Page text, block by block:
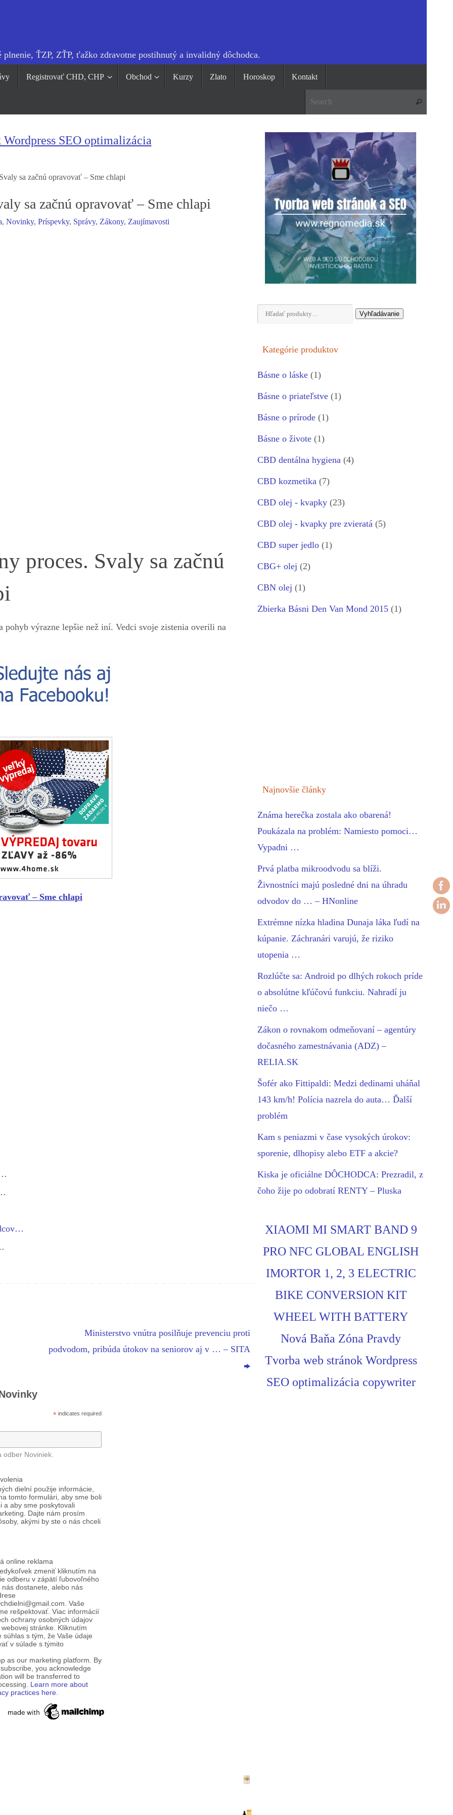
ŤZP, ZŤP, ťažko zdravotne postihnutý a invalidný dôchodca.
Registrovať CHD, CHP Obchod Kurzy Zlato Horoskop Kontakt
Search
SEO optimalizácia
sa začnú opravovať – Sme chlapi
sa začnú opravovať – Sme chlapi
,Novinky,Príspevky, Správy,Zákony,Zaujímavosti
proces. Svaly sa začnú
výrazne lepšie než iní. Vedci svoje zistenia overili na
– Sme chlapi
Ministerstvo vnútra posilňuje prevenciu proti
podvodom, pribúda útokov na seniorov aj v … – SITA
* indicates required
Noviniek.
dielní použije informácie,
tomto formulári, aby sme boli
a aby sme poskytovali
Dajte nám prosím
akými by ste o nás chceli
online reklama
zmeniť kliknutím na
odberu v zápätí ľubovoľného
dostanete, alebo nás
Vaše
rešpektovať. Viac informácií
ochrany osobných údajov
stránke. Kliknutím
súhlas s tým, že Vaše údaje
v súlade s týmito
as our marketing platform. By
you acknowledge
will be transferred to
Learn more about
practices here.
Hľadať: Vyhľadávanie
Kategórie produktov
Básne o láske (1)
Básne o priateľstve (1)
Básne o prírode (1)
Básne o živote (1)
CBD dentálna hygiena (4)
CBD kozmetika (7)
CBD olej - kvapky (23)
CBD olej - kvapky pre zvieratá (5)
CBD super jedlo (1)
CBG+ olej (2)
CBN olej (1)
Zbierka Básni Den Van Mond 2015 (1)
Najnovšie články
Známa herečka zostala ako obarená!
Poukázala na problém: Namiesto pomoci…
Vypadni …
Prvá platba mikroodvodu sa blíži.
Živnostníci majú posledné dni na úhradu
odvodov do … – HNonline
Extrémne nízka hladina Dunaja láka ľudí na
kúpanie. Záchranári varujú, že riziko
utopenia …
Rozlúčte sa: Android po dlhých rokoch príde
o absolútne kľúčovú funkciu. Nahradí ju
niečo …
Zákon o rovnakom odmeňovaní – agentúry
dočasného zamestnávania (ADZ) –
RELIA.SK
Šofér ako Fittipaldi: Medzi dedinami uháňal
143 km/h! Polícia nazrela do auta… Ďalší
problém
Kam s peniazmi v čase vysokých úrokov:
sporenie, dlhopisy alebo ETF a akcie?
Kiska je oficiálne DÔCHODCA: Prezradil, z
čoho žije po odobratí RENTY – Pluska
XIAOMI MI SMART BAND 9
PRO NFC GLOBAL ENGLISH
IMORTOR 1, 2, 3 ELECTRIC
BIKE CONVERSION KIT
WHEEL WITH BATTERY
Nová Baňa Zóna Pravdy
Tvorba web stránok Wordpress
SEO optimalizácia copywriter